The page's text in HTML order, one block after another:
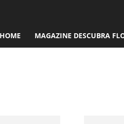
HOME MAGAZINE DESCUBRA